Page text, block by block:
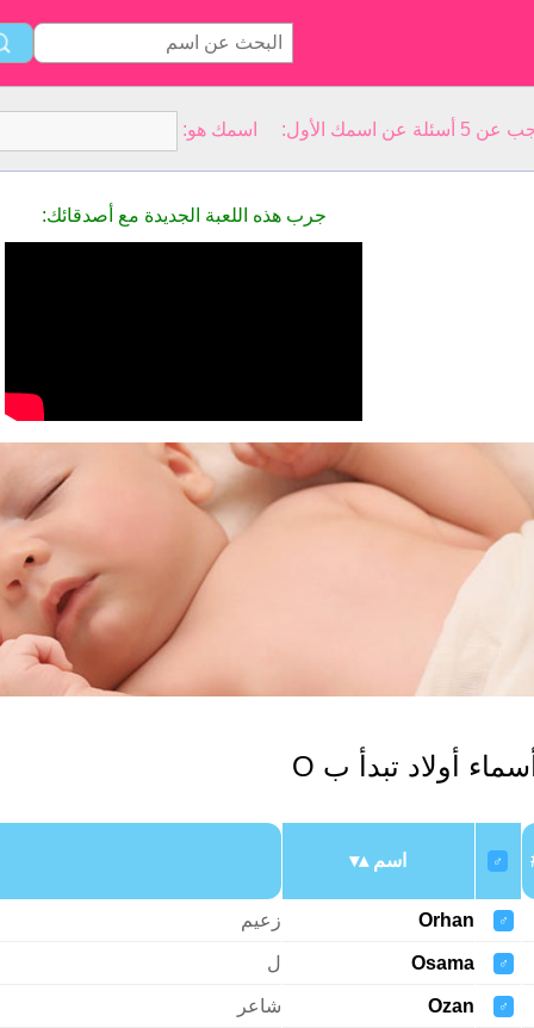
الأول: اسمك هو:
جرب هذه اللعبة الجديدة مع أصدقائك:
أسماء أولاد تبدأ ب O
♂ اسم
♂
Orhan زعيم
♂
Osama ل
♂
Ozan شاعر